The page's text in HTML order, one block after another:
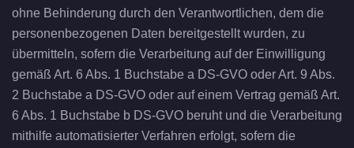
ohne Behinderung durch den Verantwortlichen, dem die
personenbezogenen Daten bereitgestellt wurden, zu
übermitteln, sofern die Verarbeitung auf der Einwilligung
gemäß Art. 6 Abs. 1 Buchstabe a DS-GVO oder Art. 9 Abs.
2 Buchstabe a DS-GVO oder auf einem Vertrag gemäß Art.
6 Abs. 1 Buchstabe b DS-GVO beruht und die Verarbeitung
mithilfe automatisierter Verfahren erfolgt, sofern die